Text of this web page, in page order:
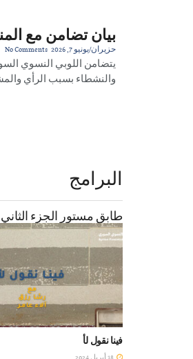
بيان تضامن مع
حزيران/يونيو 7, 2026 No Comments
يتضامن اللوبي النسوي
والنشطاء بسبب الرأي
البرامج
طابق مستور الجزء الثاني
فينا نقول لأ